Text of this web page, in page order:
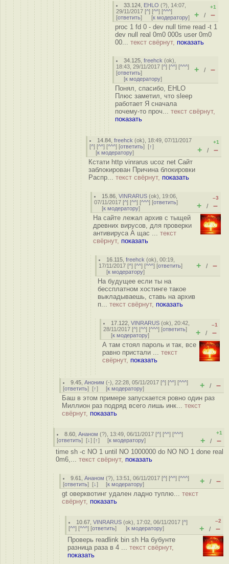
33.124 EHLO (?), 14:07,
29/11/2017 [^] [^^] [^^^]
[ответить] [к модератору]
+1
+ / –
proc 1 fd 0 - dev null time read -t 1
dev null real 0m0 000s user 0m0
00... текст свёрнут, показать
34.125 ,freehck (ok),
18:43, 29/11/2017 [^] [^^] [^^^]
[ответить]
[к модератору]
+ / –
Понял, спасибо, EHLO
Плюс заметил, что sleep
работает Я сначала
почему-то проч... текст свёрнут,
показать
14.84 ,freehck (ok), 18:49, 07/11/2017
[^] [^^] [^^^] [ответить] [↑]
[к модератору]
+1
+ / –
Кстати http vinrarus ucoz net Сайт
заблокирован Причина блокировки
Распр... текст свёрнут, показать
15.86 ,VINRARUS (ok), 19:06,
07/11/2017 [^] [^^] [^^^] [ответить]
[к модератору]
–3
+ / –
На сайте лежал архив с тыщей
древних вирусов, для проверки
антивируса А щас ... текст
свёрнут, показать
16.115 ,freehck (ok), 00:19,
17/11/2017 [^] [^^] [^^^] [ответить]
[к модератору]
+ / –
На будущее если ты на
бессплатном хостинге такое
выкладываешь, ставь на архив
п... текст свёрнут, показать
17.122 ,VINRARUS (ok), 20:42,
28/11/2017 [^] [^^] [^^^] [ответить]
[к модератору]
–1
+ / –
А там стоял пароль и так, все
равно пристали ... текст
свёрнут, показать
9.45 ,Аноним (-), 22:28, 05/11/2017 [^] [^^] [^^^]
[ответить] [↑] [к модератору] + / –
Баш в этом примере запускается ровно один раз
Миллион раз подряд всего лишь инк... текст
свёрнут, показать
8.60 ,Ананом (?), 13:49, 06/11/2017 [^] [^^] [^^^]
[ответить] [↓] [↑] [к модератору]
+1
+ / –
time sh -c NO 1 until NO 1000000 do NO NO 1 done real
0m6,... текст свёрнут, показать
9.61 ,Ананом (?), 13:51, 06/11/2017 [^] [^^] [^^^]
[ответить] [↓] [к модератору] + / –
gt оверквотинг удален ладно туплю... текст
свёрнут, показать
10.67 ,VINRARUS (ok), 17:02, 06/11/2017 [^]
[^^] [^^^] [ответить] [к модератору]
–2
+ / –
Проверь readlink bin sh На бубунте
разница раза в 4 ... текст свёрнут,
показать